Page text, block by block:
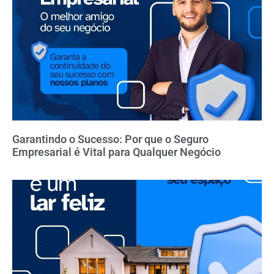
Garantindo o Sucesso: Por que o Seguro
Empresarial é Vital para Qualquer Negócio